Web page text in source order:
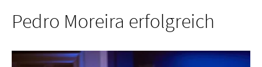
Pedro Moreira erfolgreich